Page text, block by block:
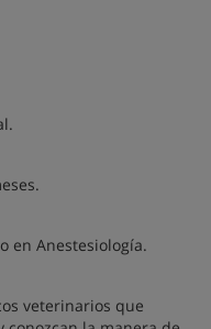
en Anestesiología.
veterinarios que